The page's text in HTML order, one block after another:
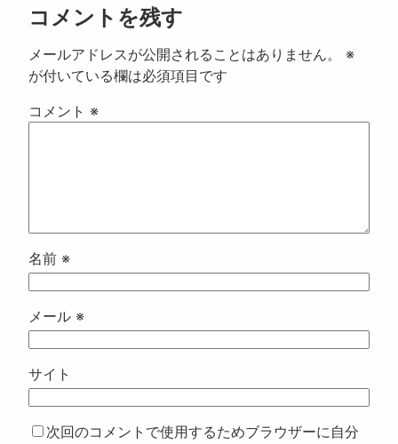
コメントを残す
メールアドレスが公開されることはありません。
※
が付いている欄は必須項目です
コメント ※
名前 ※
メール ※
サイト
次回のコメントで使用するためブラウザーに自分